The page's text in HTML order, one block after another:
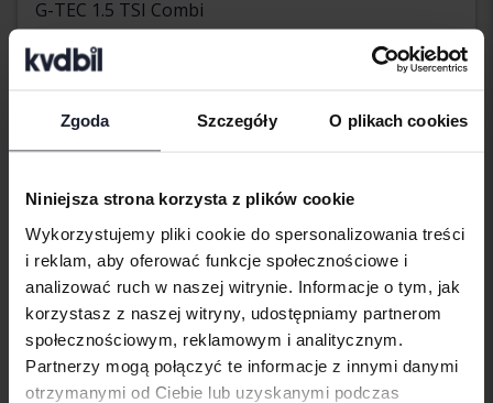
Zgoda Szczegóły O plikach cookies
Niniejsza strona korzysta z plików cookie
Wykorzystujemy pliki cookie do spersonalizowania treści
i reklam, aby oferować funkcje społecznościowe i
analizować ruch w naszej witrynie. Informacje o tym, jak
korzystasz z naszej witryny, udostępniamy partnerom
społecznościowym, reklamowym i analitycznym.
Partnerzy mogą połączyć te informacje z innymi danymi
otrzymanymi od Ciebie lub uzyskanymi podczas
G-TEC 1.5 TSI Combi
2021
224 130 km
Metan
Åkersberga (Runö)
Nasza wycena jest już w drodze